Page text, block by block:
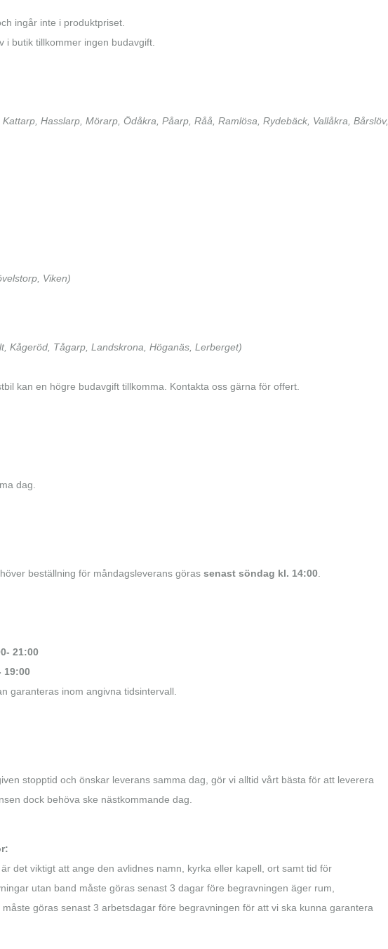
ingår inte i produktpriset.
i butik tillkommer ingen budavgift.
Hasslarp, Mörarp, Ödåkra, Påarp, Råå, Ramlösa, Rydebäck, Vallåkra, Bårslöv,
Viken)
Kågeröd, Tågarp, Landskrona, Höganäs, Lerberget)
kan en högre budavgift tillkomma. Kontakta oss gärna för offert.
dag.
beställning för måndagsleverans göras senast söndag kl. 14:00.
21:00
19:00
garanteras inom angivna tidsintervall.
stopptid och önskar leverans samma dag, gör vi alltid vårt bästa för att leverera
dock behöva ske nästkommande dag.
det viktigt att ange den avlidnes namn, kyrka eller kapell, ort samt tid för
utan band måste göras senast 3 dagar före begravningen äger rum,
göras senast 3 arbetsdagar före begravningen för att vi ska kunna garantera